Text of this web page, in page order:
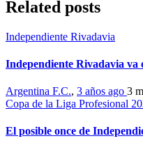
Related posts
Independiente Rivadavia
Independiente Rivadavia va
Argentina F.C., 3 años ago 3
Copa de la Liga Profesional
El posible once de